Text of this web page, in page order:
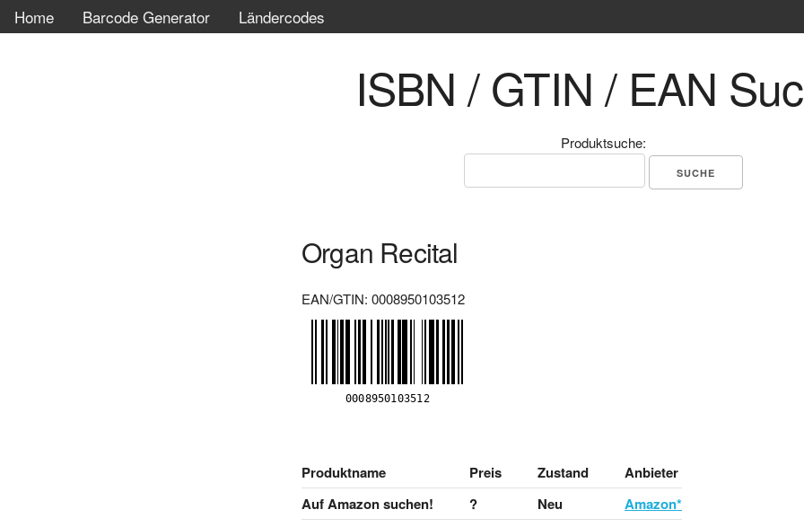
Home Barcode Generator Ländercodes
ISBN / GTIN / EAN
Produktsuche:
Organ Recital
EAN/GTIN: 0008950103512
Produktname Preis Zustand
Anbieter
Auf Amazon suchen!
? Neu Amazon*